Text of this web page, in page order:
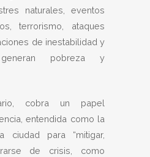
naturales, eventos
terrorismo, ataques
de inestabilidad y
pobreza y
cobra un papel
entendida como la
ciudad para “mitigar,
de crisis, como